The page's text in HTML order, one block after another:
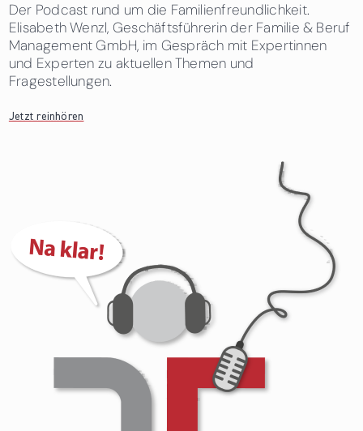
Der Podcast rund um die Familienfreundlichkeit.
Elisabeth Wenzl, Geschäftsführerin der Familie & Beruf
Management GmbH, im Gespräch mit Expertinnen
und Experten zu aktuellen Themen und
Fragestellungen.
Jetzt reinhören